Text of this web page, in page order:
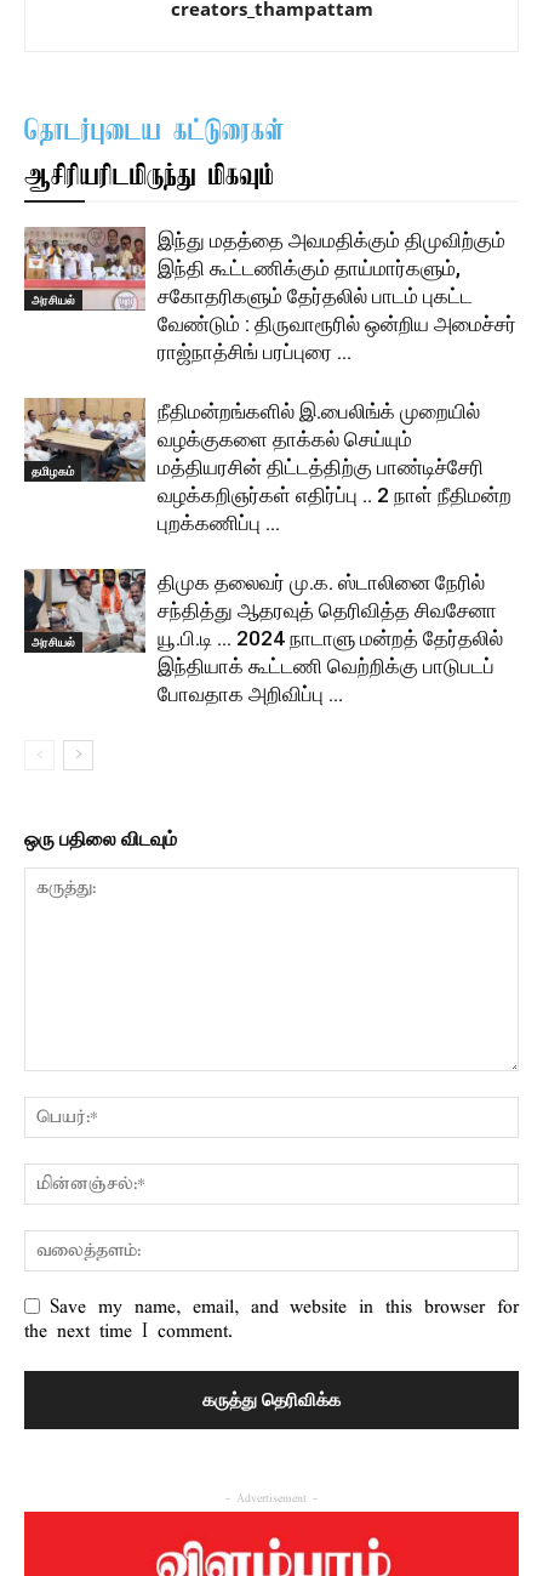
creators_thampattam
தொடர்புடைய கட்டுரைகள்
ஆசிரியரிடமிருந்து மிகவும்
அரசியல்
இந்து மதத்தை அவமதிக்கும் திமுவிற்கும்
இந்தி கூட்டணிக்கும் தாய்மார்களும்,
சகோதரிகளும் தேர்தலில் பாடம் புகட்ட
வேண்டும் : திருவாரூரில் ஒன்றிய அமைச்சர்
ராஜ்நாத்சிங் பரப்புரை …
தமிழகம்
நீதிமன்றங்களில் இ.பைலிங்க் முறையில்
வழக்குகளை தாக்கல் செய்யும்
மத்தியரசின் திட்டத்திற்கு பாண்டிச்சேரி
வழக்கறிஞர்கள் எதிர்ப்பு .. 2 நாள் நீதிமன்ற
புறக்கணிப்பு …
அரசியல்
திமுக தலைவர் மு.க. ஸ்டாலினை நேரில்
சந்தித்து ஆதரவுத் தெரிவித்த சிவசேனா
யூ.பி.டி … 2024 நாடாளு மன்றத் தேர்தலில்
இந்தியாக் கூட்டணி வெற்றிக்கு பாடுபடப்
போவதாக அறிவிப்பு …
ஒரு பதிலை விடவும்
Save my name, email, and website in this browser for
the next time I comment.
- Advertisement -